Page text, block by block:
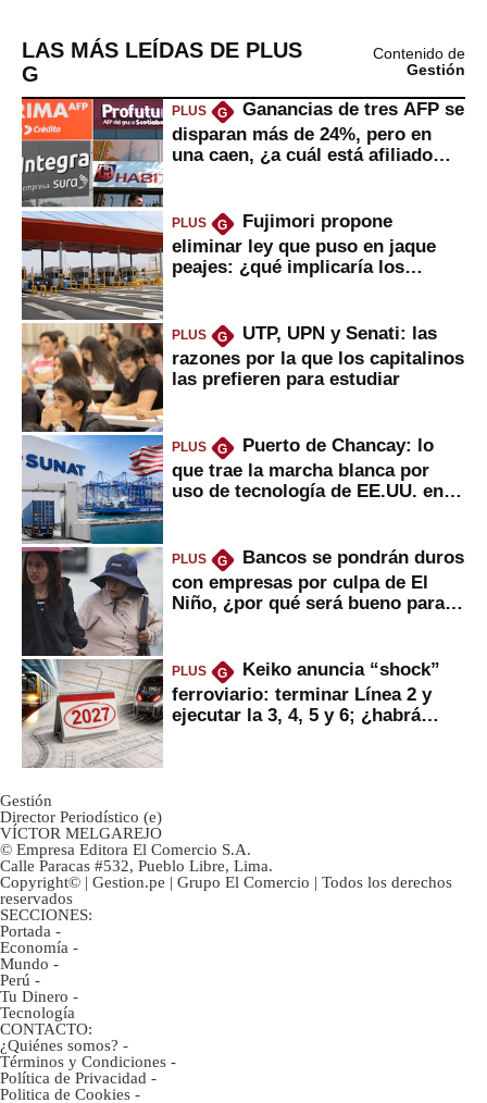
LAS MÁS LEÍDAS DE PLUS
G
Contenido de
Gestión
PLUS G
Ganancias de tres AFP se
disparan más de 24%, pero en
una caen, ¿a cuál está afiliado
PLUS G
Fujimori propone
eliminar ley que puso en jaque
peajes: ¿qué implicaría los
PLUS G
UTP, UPN y Senati: las
razones por la que los capitalinos
las prefieren para estudiar
PLUS G
Puerto de Chancay: lo
que trae la marcha blanca por
uso de tecnología de EE.UU. en
PLUS G
Bancos se pondrán duros
con empresas por culpa de El
Niño, ¿por qué será bueno para
PLUS G
Keiko anuncia “shock”
ferroviario: terminar Línea 2 y
ejecutar la 3, 4, 5 y 6; ¿habrá
Gestión
Director Periodístico (e)
VÍCTOR MELGAREJO
© Empresa Editora El Comercio S.A.
Calle Paracas #532, Pueblo Libre, Lima.
Copyright© | Gestion.pe | Grupo El Comercio | Todos los derechos
reservados
SECCIONES:
Portada -
Economía -
Mundo -
Perú -
Tu Dinero -
Tecnología
CONTACTO:
¿Quiénes somos? -
Términos y Condiciones -
Política de Privacidad -
Politica de Cookies -